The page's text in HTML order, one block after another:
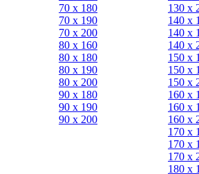
70 х 180
70 х 190
70 х 200
80 х 160
80 х 180
80 x 190
80 x 200
90 х 180
90 x 190
90 x 200
130 х
140 х
140 х
140 х
150 х
150 х
150 х
160 х
160 х
160 х
170 х
170 х
170 х
180 х